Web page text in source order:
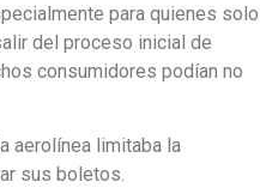
para quienes solo
del proceso inicial de
consumidores podían no
aerolínea limitaba la
sus boletos.